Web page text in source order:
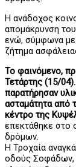
Η ανάδοχος
απομάκρυνση
ενώ, σύμφωνα με
ζήτημα
Το φαινόμενο,
Τετάρτης (15/04).
παρατήρησαν
ασταμάτητα από
κέντρο της
επεκτάθηκε στο
δρόμων.
Η Τροχαία
οδούς Σοφάδων,